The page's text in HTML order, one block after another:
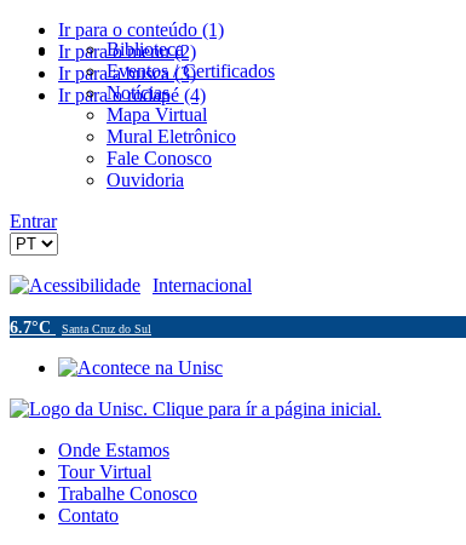
Ir para o conteúdo (1)
Ir para o menu (2)
Ir para a busca (3)
Ir para o rodapé (4)
Biblioteca
Eventos / Certificados
Notícias
Mapa Virtual
Mural Eletrônico
Fale Conosco
Ouvidoria
Entrar
Acessibilidade Internacional
6.7°C Santa Cruz do Sul
Onde Estamos
Tour Virtual
Trabalhe Conosco
Contato